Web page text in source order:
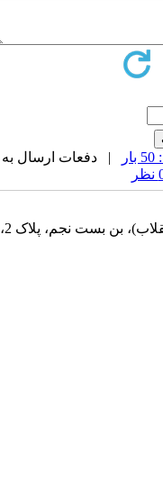
| دفعات ارسال به
تهران، خیابان فلسطین، (بین بزرگمهر و انقلاب)، بن بست نجم، پلاک 2،